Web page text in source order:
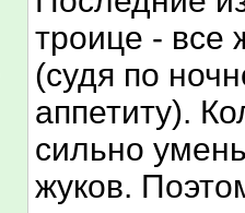
троице - все
(судя по
аппетиту).
сильно
жуков.